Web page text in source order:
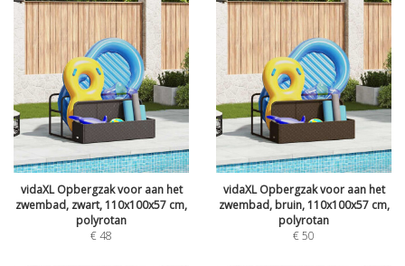
vidaXL Opbergzak voor aan het
zwembad, zwart, 110x100x57 cm,
polyrotan
€48
vidaXL Opbergzak voor aan het
zwembad, bruin, 110x100x57 cm,
polyrotan
€50